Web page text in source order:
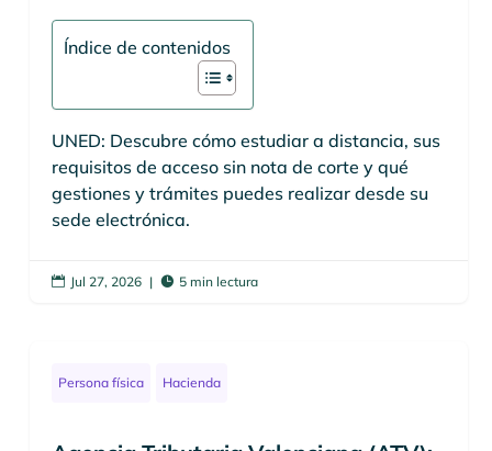
Índice de contenidos
UNED: Descubre cómo estudiar a distancia, sus
requisitos de acceso sin nota de corte y qué
gestiones y trámites puedes realizar desde su
sede electrónica.
 Jul 27, 2026 |  5 min lectura
Persona física Hacienda